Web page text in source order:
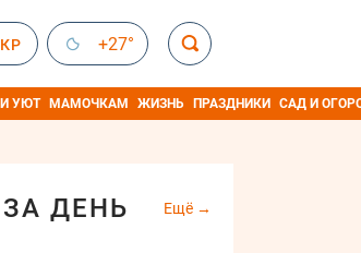
+27°
УЮТ МАМОЧКАМ ЖИЗНЬ ПРАЗДНИКИ САД И
ДЕНЬ Ещё